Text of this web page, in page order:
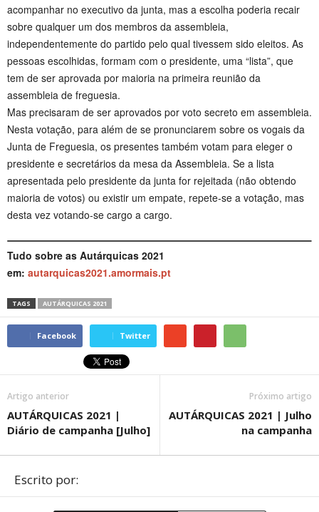
acompanhar no executivo da junta, mas a escolha poderia recair
sobre qualquer um dos membros da assembleia,
independentemente do partido pelo qual tivessem sido eleitos. As
pessoas escolhidas, formam com o presidente, uma “lista”, que
tem de ser aprovada por maioria na primeira reunião da
assembleia de freguesia.
Mas precisaram de ser aprovados por voto secreto em assembleia.
Nesta votação, para além de se pronunciarem sobre os vogais da
Junta de Freguesia, os presentes também votam para eleger o
presidente e secretários da mesa da Assembleia. Se a lista
apresentada pelo presidente da junta for rejeitada (não obtendo
maioria de votos) ou existir um empate, repete-se a votação, mas
desta vez votando-se cargo a cargo.
Tudo sobre as Autárquicas 2021
em: autarquicas2021.amormais.pt
TAGS AUTÁRQUICAS 2021
Facebook Twitter
Artigo anterior
AUTÁRQUICAS 2021 |
Diário de campanha [Julho]
Próximo artigo
AUTÁRQUICAS 2021 | Julho
na campanha
Escrito por: